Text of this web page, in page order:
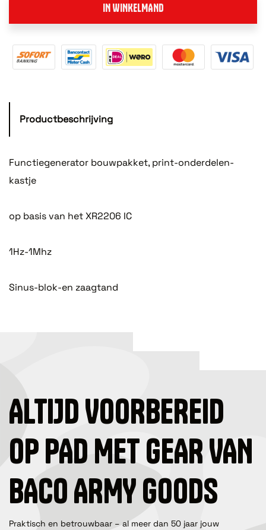
IN WINKELMAND
Productbeschrijving
Functiegenerator bouwpakket, print-onderdelen-
kastje
op basis van het XR2206 IC
1Hz-1Mhz
Sinus-blok-en zaagtand
ALTIJD VOORBEREID
OP PAD MET GEAR VAN
BACO ARMY GOODS
Praktisch en betrouwbaar – al meer dan 50 jaar jouw